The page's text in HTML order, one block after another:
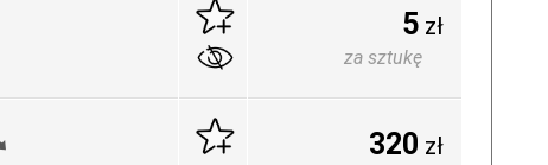
5 zł
za sztukę
320 zł